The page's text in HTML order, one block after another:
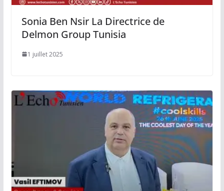
Sonia Ben Nsir La Directrice de
Delmon Group Tunisia
1 juillet 2025